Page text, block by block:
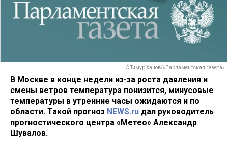
© Тимур Ханов/«Парламентская газета»
В Москве в конце недели из-за роста давления и
смены ветров температура понизится, минусовые
температуры в утренние часы ожидаются и по
области. Такой прогноз NEWS.ru дал руководитель
прогностического центра «Mетео» Александр
Шувалов.